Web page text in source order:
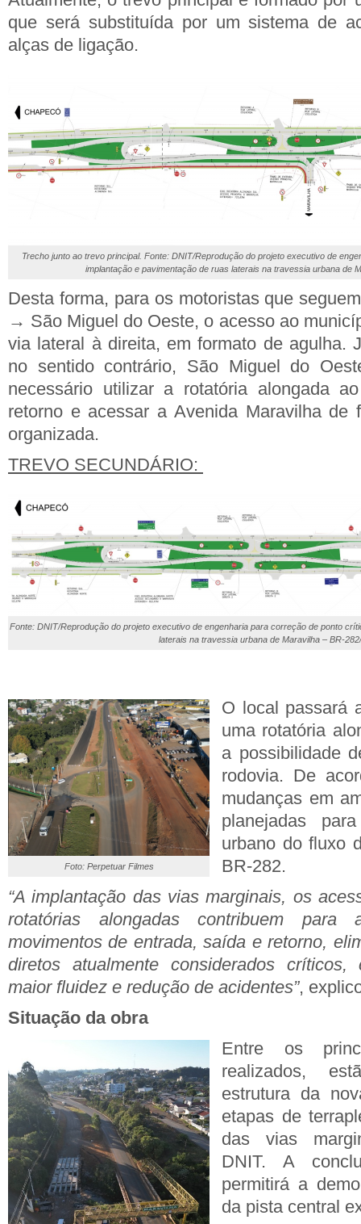
que será substituída por um sistema de
alças de ligação.
Trecho junto ao trevo principal. Fonte: DNIT/Reprodução do projeto executivo de
implantação e pavimentação de ruas laterais na travessia urbana de
Desta forma, para os motoristas que
→ São Miguel do Oeste, o acesso ao
via lateral à direita, em formato de agulha.
no sentido contrário, São Miguel do
necessário utilizar a rotatória alongada
retorno e acessar a Avenida Maravilha de
organizada.
TREVO SECUNDÁRIO:
Fonte: DNIT/Reprodução do projeto executivo de engenharia para correção de ponto
laterais na travessia urbana de Maravilha – BR-
Foto: Perpetuar Filmes
O local passará
uma rotatória
a possibilidade
rodovia. De
mudanças em
planejadas
urbano do fluxo
BR-282.
“A implantação das vias marginais, os
rotatórias alongadas contribuem para
movimentos de entrada, saída e retorno,
diretos atualmente considerados
maior fluidez e redução de acidentes”,
Situação da obra
Entre os
realizados,
estrutura da
etapas de
das vias
DNIT. A
permitirá a
da pista central